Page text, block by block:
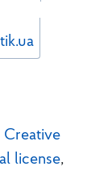
Creative
license,